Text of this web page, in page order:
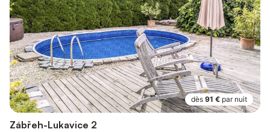
dès 91 € par nuit
Zábřeh-Lukavice 2